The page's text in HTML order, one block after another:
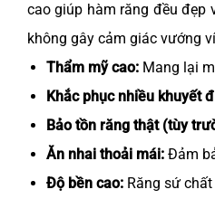
cao giúp hàm răng đều đẹp
không gây cảm giác vướng
Thẩm mỹ cao:Mang lại
Khắc phục nhiều khuyết
Bảo tồn răng thật (tùy
Ăn nhai thoải mái:Đảm
Độ bền cao:Răng sứ chất